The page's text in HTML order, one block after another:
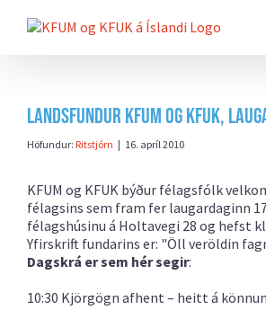
beint
Landsfundur KFUM og KFUK,
Höfundur: Ritstjórn | 16. apríl 2010
KFUM og KFUK býður félagsfólk
félagsins sem fram fer laugardaginn
félagshúsinu á Holtavegi 28 og hefst
Yfirskrift fundarins er: "Öll veröldin
Dagskrá er sem hér segir:
10:30 Kjörgögn afhent – heitt á